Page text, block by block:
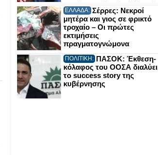
ΕΛΛΑΔΑ: Σέρρες: Νεκροί
μητέρα και γιος σε φρικτό
τροχαίο – Οι πρώτες
εκτιμήσεις
πραγματογνώμονα
ΠΟΛΙΤΙΚΗ: ΠΑΣΟΚ: Έκθεση-
κόλαφος του ΟΟΣΑ διαλύει
το success story της
κυβέρνησης